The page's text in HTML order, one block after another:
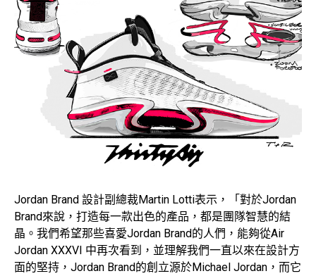
Jordan Brand 設計副總裁Martin Lotti表示，「對於Jordan
Brand來說，打造每一款出色的產品，都是團隊智慧的結
晶。我們希望那些喜愛Jordan Brand的人們，能夠從Air
Jordan XXXVI 中再次看到，並理解我們一直以來在設計方
面的堅持，Jordan Brand的創立源於Michael Jordan，而它